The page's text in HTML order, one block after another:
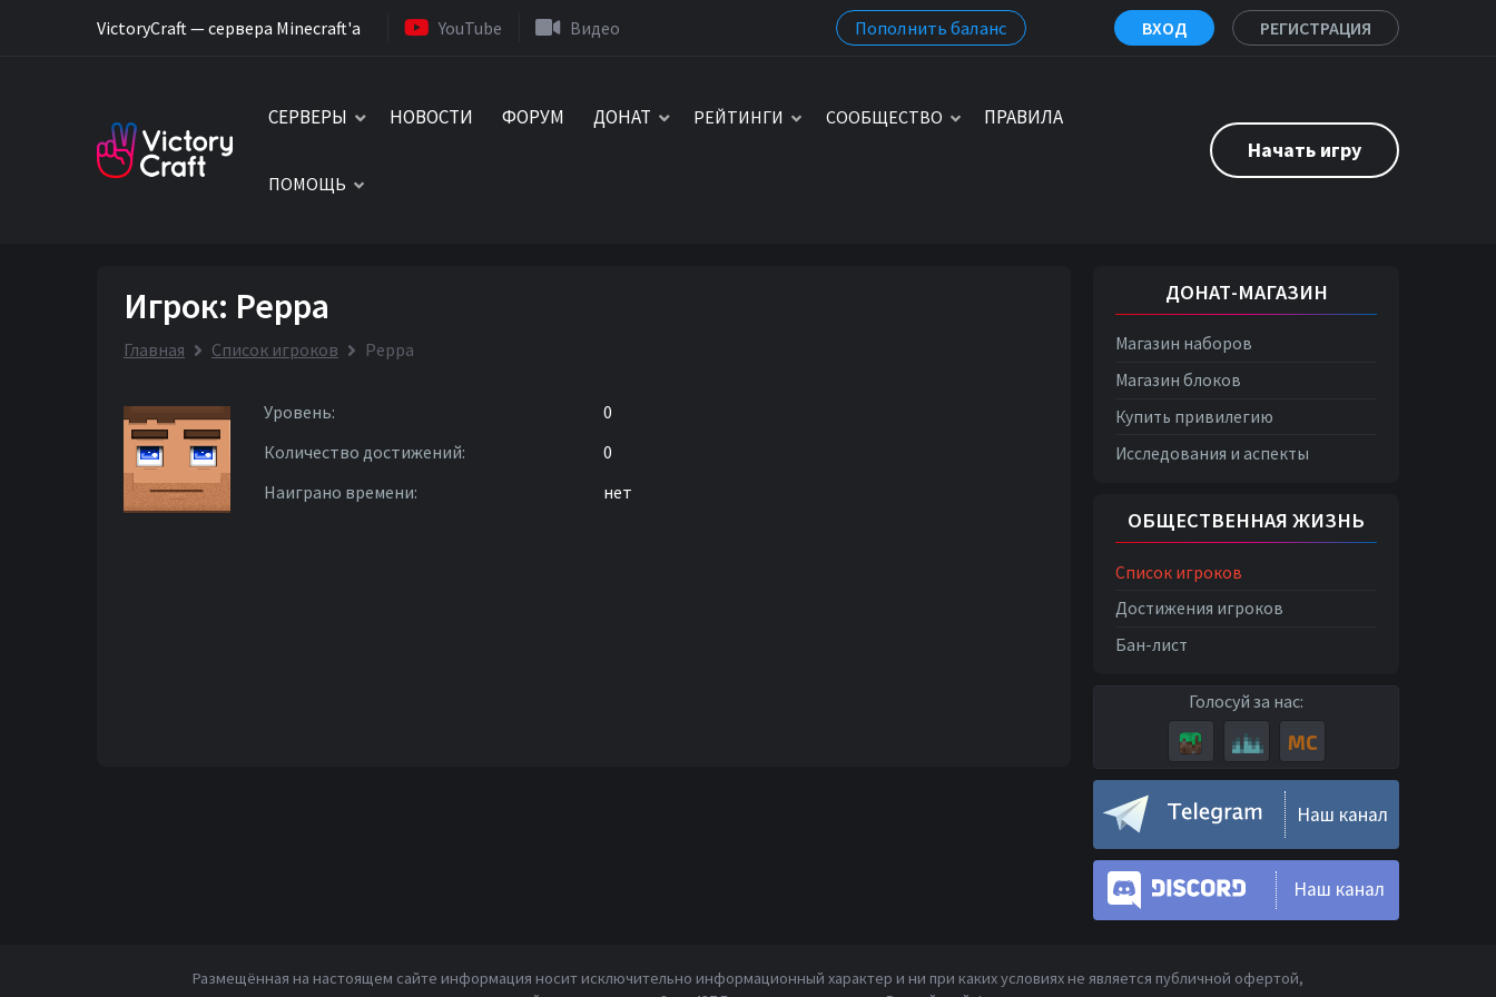
VictoryCraft — сервера Minecraft'a YouTube Видео Пополнить баланс ВХОД РЕГИСТРАЦИЯ
СЕРВЕРЫ НОВОСТИ ФОРУМ ДОНАТ РЕЙТИНГИ СООБЩЕСТВО ПРАВИЛА
ПОМОЩЬ
Начать игру
Игрок: Peppa
Главная Список игроков Peppa
Уровень:
0
Количество достижений:
0
Наиграно времени:
нет
ДОНАТ-МАГАЗИН
Магазин наборов
Магазин блоков
Купить привилегию
Исследования и аспекты
ОБЩЕСТВЕННАЯ ЖИЗНЬ
Список игроков
Достижения игроков
Бан-лист
Голосуй за нас:
Наш канал
Наш канал
Размещённая на настоящем сайте информация носит исключительно информационный характер и ни при каких условиях не является публичной офертой,